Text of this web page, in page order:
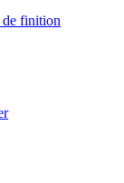
de finition